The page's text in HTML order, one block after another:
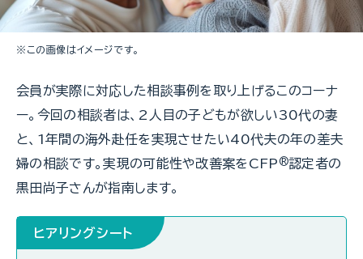
※この画像はイメージです。
会員が実際に対応した相談事例を取り上げるこのコーナ
ー。今回の相談者は、2人目の子どもが欲しい30代の妻
と、1年間の海外赴任を実現させたい40代夫の年の差夫
婦の相談です。実現の可能性や改善案をCFP ®認定者の
黒田尚子さんが指南します。
ヒアリングシート